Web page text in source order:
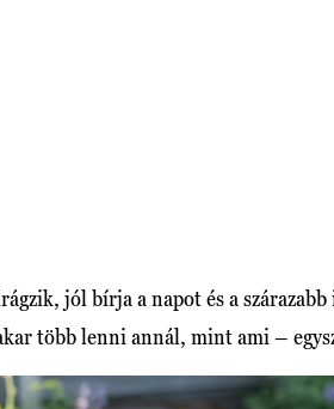
jól bírja a napot és a
több lenni annál, mint ami –